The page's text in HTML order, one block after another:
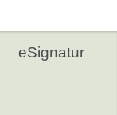
eSignatur